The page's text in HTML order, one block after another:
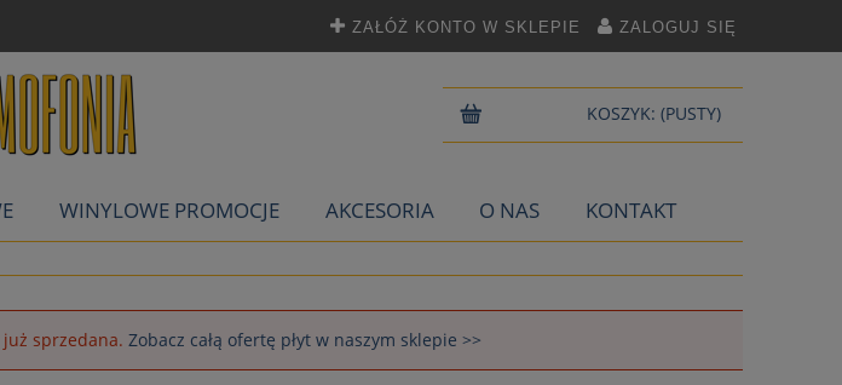
ZAŁÓŻ KONTO W SKLEPIE ZALOGUJ SIĘ
KOSZYK: (PUSTY)
WINYLOWE PROMOCJE AKCESORIA O NAS KONTAKT
już sprzedana. Zobacz całą ofertę płyt w naszym sklepie >>